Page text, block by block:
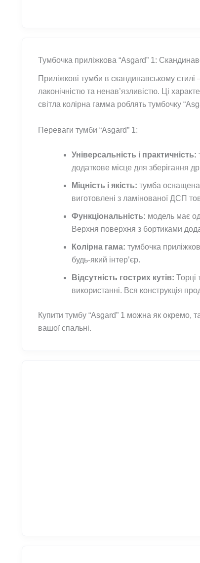
Тумбочка приліжкова “Asgard” 1:
Приліжкові тумби в скандинавському
лаконічністю та ненав’язливістю. Ці
світла колірна гамма роблять тумбочку
Переваги тумби “Asgard” 1:
Універсальність і практичність:
додаткове місце для зберігання
Міцність і якість: тумба оснащена
виготовлені з ламінованої ДСП
Функціональність: модель має
Верхня поверхня з бортиками
Колірна гама: тумбочка
будь-який інтер’єр.
Відсутність гострих кутів: Торці
використанні. Вся конструкція
Купити тумбу “Asgard” 1 можна як окремо,
вашої спальні.